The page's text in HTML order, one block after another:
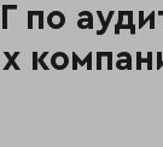
по